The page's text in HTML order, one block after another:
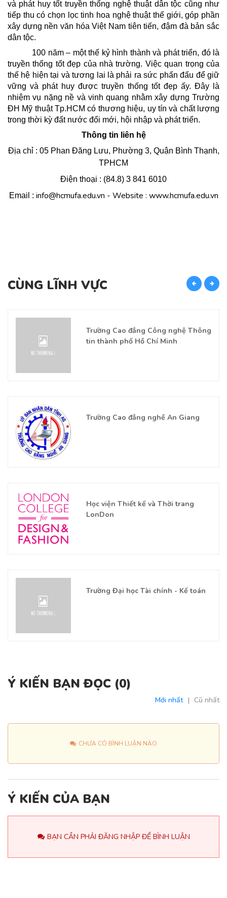
và phát huy tốt truyền thống nghệ thuật dân tộc cũng như
tiếp thu có chọn lọc tinh hoa nghệ thuật thế giới, góp phần
xây dựng nền văn hóa Việt Nam tiên tiến, đậm đà bản sắc
dân tộc.
100 năm – một thế kỷ hình thành và phát triển, đó là
truyền thống tốt đẹp của nhà trường. Việc quan trọng của
thế hệ hiện tại và tương lai là phải ra sức phấn đấu để giữ
vững và phát huy được truyền thống tốt đẹp ấy. Đây là
nhiệm vụ nặng nề và vinh quang nhằm xây dựng Trường
ĐH Mỹ thuật Tp.HCM có thương hiệu, uy tín và chất lượng
trong thời kỳ đất nước đổi mới, hội nhập và phát triển.
Thông tin liên hệ
Địa chỉ : 05 Phan Đăng Lưu, Phường 3, Quận Bình Thạnh,
TPHCM
Điện thoại : (84.8) 3 841 6010
Email : info@hcmufa.edu.vn - Website : www.hcmufa.edu.vn
CÙNG LĨNH VỰC
Trường Cao đẳng Công nghệ Thông
tin thành phố Hồ Chí Minh
Trường Cao đẳng nghề An Giang
Học viện Thiết kế và Thời trang
LonDon
Trường Đại học Tài chính - Kế toán
Ý KIẾN BẠN ĐỌC (0)
Mới nhất | Cũ nhất
CHƯA CÓ BÌNH LUẬN NÀO
Ý KIẾN CỦA BẠN
BẠN CẦN PHẢI ĐĂNG NHẬP ĐỂ BÌNH LUẬN